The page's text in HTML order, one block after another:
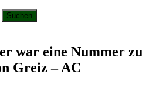
war eine Nummer zu
Greiz – AC